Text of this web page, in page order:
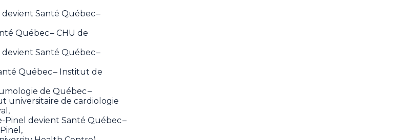
Santé Québec –
Québec – CHU de
Santé Québec –
Québec – Institut de
de Québec –
universitaire de cardiologie
devient Santé Québec –